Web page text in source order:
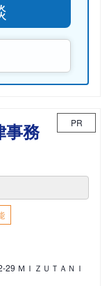
事務
PR
29 ＭＩＺＵＴＡＮＩ